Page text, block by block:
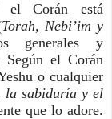
el Corán está
Torah, Nebi’im y
generales y
Según el Corán
o cualquier
la sabiduría y el
que lo adore.